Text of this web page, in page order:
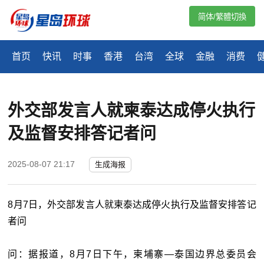
首页 快讯 时事 香港 台湾 全球 金融 消费
简体/繁體切換
外交部发言人就柬泰达成停火执行
及监督安排答记者问
2025-08-07 21:17 生成海报
8月7日，外交部发言人就柬泰达成停火执行及监督安排答记
者问
问：据报道，8月7日下午，柬埔寨—泰国边界总委员会